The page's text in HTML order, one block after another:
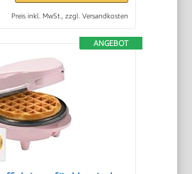
Preis inkl. MwSt., zzgl. Versandkosten
ANGEBOT